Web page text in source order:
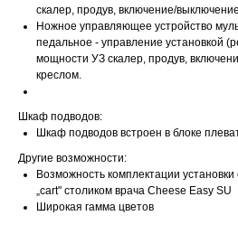
скалер, продув, включение/
Ножное управляющее устройство
педальное - управление установкой
мощности УЗ скалер, продув,
креслом.
Шкаф подводов:
Шкаф подводов встроен в блоке
Другие возможности:
Возможность комплектации
„cart" столиком врача Cheese Easy SU
Широкая гамма цветов